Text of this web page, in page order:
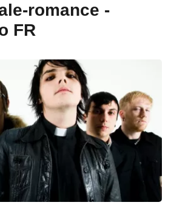
romance -
FR